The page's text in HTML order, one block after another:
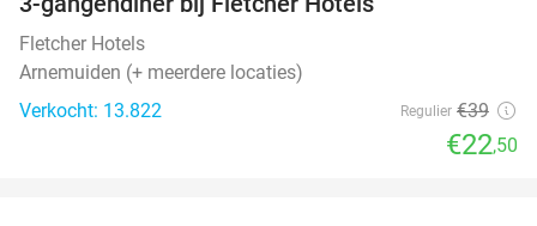
Fletcher Hotels
Arnemuiden (+ meerdere locaties)
Verkocht: 13.822
Regulier €39
€22,50